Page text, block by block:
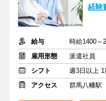
経験
給与
時給1400
雇用形態
派遣社員
シフト
週3日以上
アクセス
群馬八幡駅